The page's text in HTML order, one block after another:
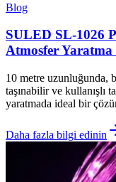
Blog
SULED SL-1026
Atmosfer Yaratma
10 metre uzunluğunda,
taşınabilir ve kullanışlı
yaratmada ideal bir
Daha fazla bilgi edinin